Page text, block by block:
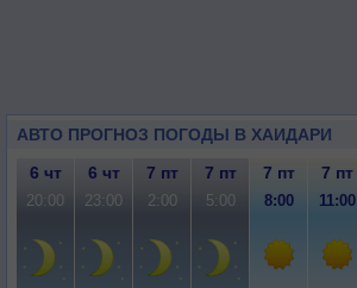
АВТО ПРОГНОЗ ПОГОДЫ В ХАИДАРИ
6 чт 6 чт 7 пт 7 пт 7 пт 7 пт
20:00 23:00 2:00 5:00 8:00 11:00